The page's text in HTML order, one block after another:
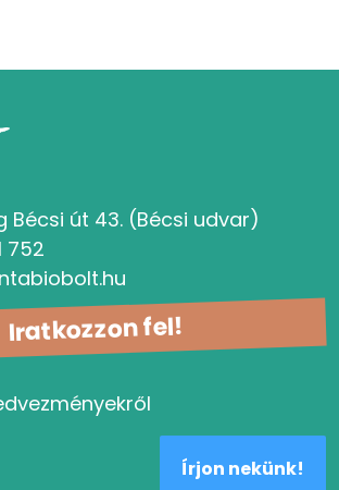
Iratkozzon fel!
Írjon nekünk!
Bécsi út 43. (Bécsi udvar)
752